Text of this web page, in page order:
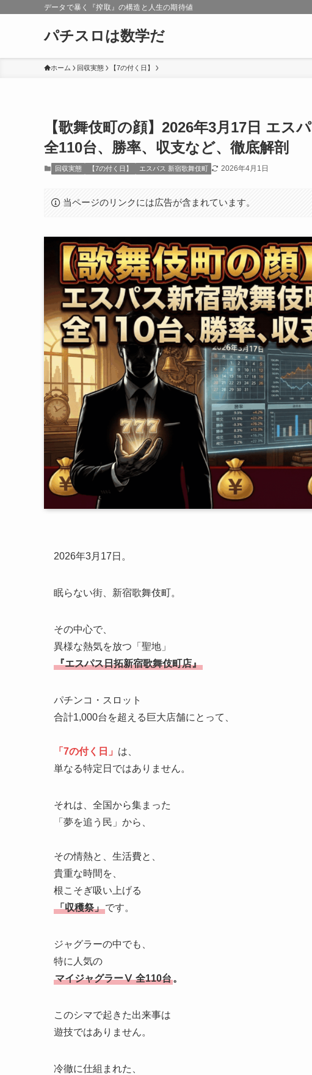
データで暴く『搾取』の構造と人生の期待値
パチスロは数学だ
ホーム 回収実態 【7の付く日】
【歌舞伎町の顔】2026年3月17日 エ
全110台、勝率、収支など、徹底解剖
回収実態 【7の付く日】 エスパス 新宿歌舞伎町 2026年4月1日
当ページのリンクには広告が含まれています。
2026年3月17日。
眠らない街、新宿歌舞伎町。
その中心で、
異様な熱気を放つ「聖地」
『エスパス日拓新宿歌舞伎町店』
パチンコ・スロット
合計1,000台を超える巨大店舗にとって、
「7の付く日」 は、
単なる特定日ではありません。
それは、全国から集まった
「夢を追う民」から、
その情熱と、生活費と、
貴重な時間を、
根こそぎ吸い上げる
「収穫祭」です。
ジャグラーの中でも、
特に人気の
マイジャグラーⅤ 全110台。
このシマで起きた出来事は
遊技ではありません。
冷徹に仕組まれた、